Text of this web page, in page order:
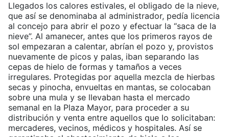
Llegados los calores estivales, el obligado de la nieve,
que así se denominaba al administrador, pedía licencia
al concejo para abrir el pozo y efectuar la “saca de la
nieve”. Al amanecer, antes que los primeros rayos de
sol empezaran a calentar, abrían el pozo y, provistos
nuevamente de picos y palas, iban separando las
cepas de hielo de formas y tamaños a veces
irregulares. Protegidas por aquella mezcla de hierbas
secas y pinocha, envueltas en mantas, se colocaban
sobre una mula y se llevaban hasta el mercado
semanal en la Plaza Mayor, para proceder a su
distribución y venta entre aquellos que lo solicitaban:
mercaderes, vecinos, médicos y hospitales. Así se